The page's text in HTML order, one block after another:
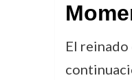
El reinado